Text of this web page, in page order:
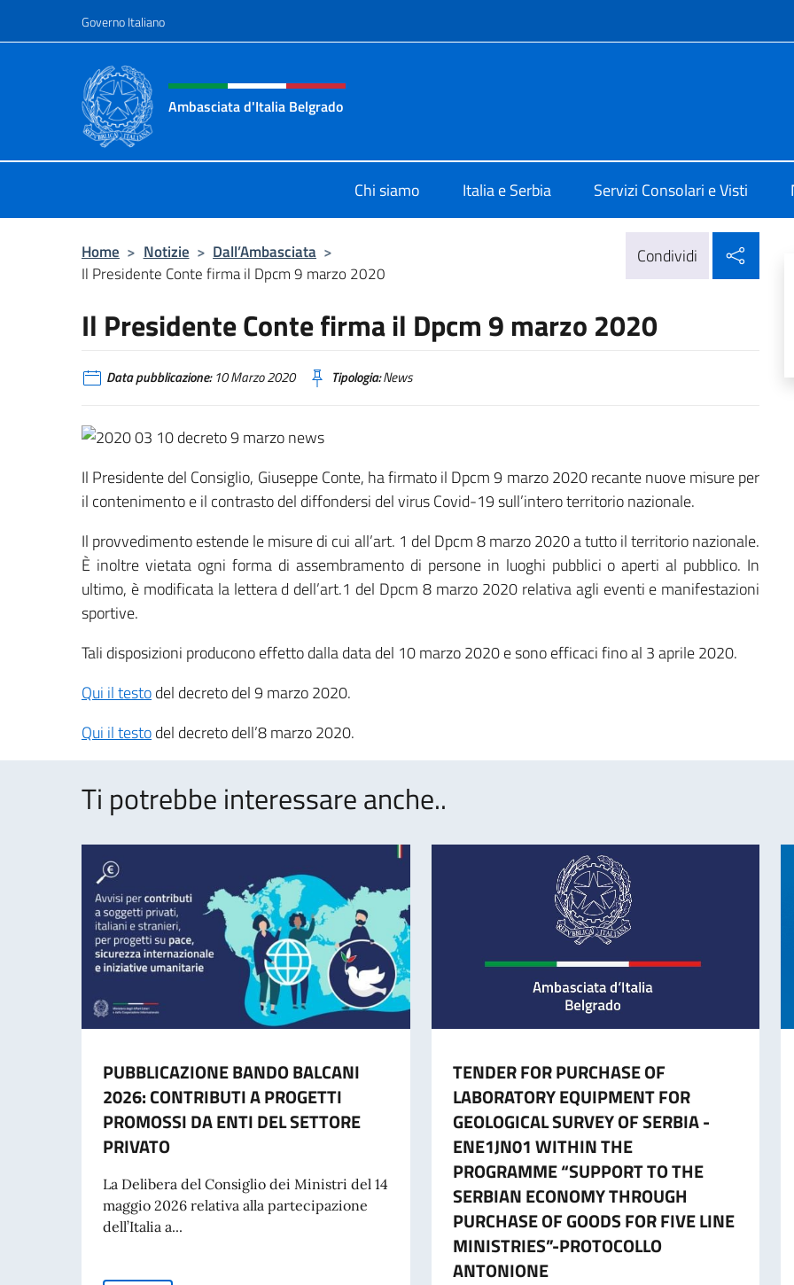
Governo Italiano
Intestazione sito, social e menù
Ambasciata d'Italia Belgrado
Chi siamo Italia e Serbia Servizi Consolari e Visti
Home > Notizie > Dall’Ambasciata >
Il Presidente Conte firma il Dpcm 9 marzo 2020
Condividi
Il Presidente Conte firma il Dpcm 9 marzo 2020
Data pubblicazione:10 Marzo 2020 Tipologia:News
Il Presidente del Consiglio, Giuseppe Conte, ha firmato il Dpcm 9 marzo 2020 recante nuove misure per
il contenimento e il contrasto del diffondersi del virus Covid-19 sull’intero territorio nazionale.
Il provvedimento estende le misure di cui all’art. 1 del Dpcm 8 marzo 2020 a tutto il territorio nazionale.
È inoltre vietata ogni forma di assembramento di persone in luoghi pubblici o aperti al pubblico. In
ultimo, è modificata la lettera d dell’art.1 del Dpcm 8 marzo 2020 relativa agli eventi e manifestazioni
sportive.
Tali disposizioni producono effetto dalla data del 10 marzo 2020 e sono efficaci fino al 3 aprile 2020.
Qui il testodel decreto del 9 marzo 2020.
Qui il testodel decreto dell’8 marzo 2020.
Ti potrebbe interessare anche..
PUBBLICAZIONE BANDO BALCANI
2026: CONTRIBUTI A PROGETTI
PROMOSSI DA ENTI DEL SETTORE
PRIVATO
La Delibera del Consiglio dei Ministri del 14
maggio 2026 relativa alla partecipazione
dell’Italia a...
TENDER FOR PURCHASE OF
LABORATORY EQUIPMENT FOR
GEOLOGICAL SURVEY OF SERBIA -
ENE1JN01 WITHIN THE
PROGRAMME “SUPPORT TO THE
SERBIAN ECONOMY THROUGH
PURCHASE OF GOODS FOR FIVE LINE
MINISTRIES”-PROTOCOLLO
ANTONIONE